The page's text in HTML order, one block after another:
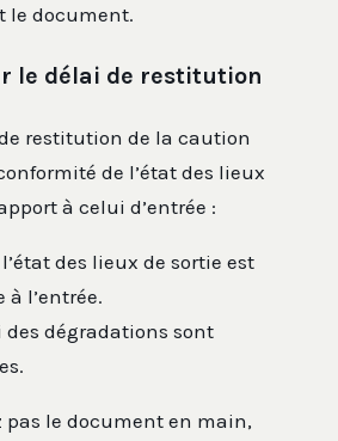
le document.
le délai de restitution
restitution de la caution
de l’état des lieux
à celui d’entrée :
des lieux de sortie est
à l’entrée.
des dégradations sont
pas le document en main,